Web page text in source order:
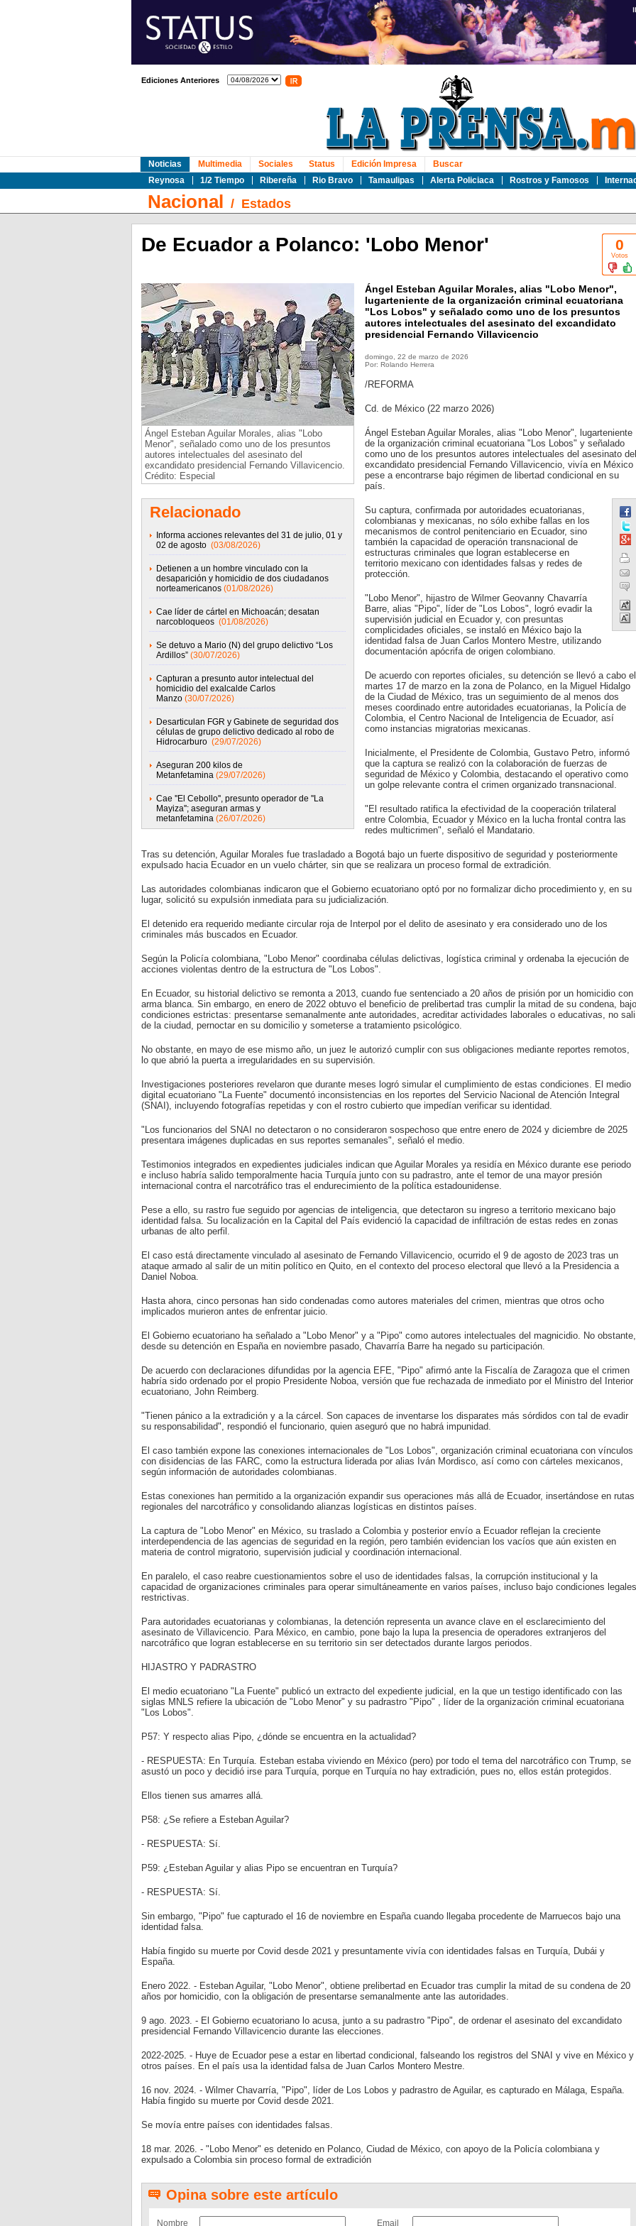
Ediciones Anteriores
Noticias
Reynosa
1/2 Tiempo Ribereña Rio Bravo Tamaulipas Alerta Policiaca Rostros y Famosos
Multimedia Sociales Status Edición Impresa Buscar
Nacional / Estados
0
Votos
De Ecuador a Polanco: 'Lobo Menor'
Ángel Esteban Aguilar Morales, alias "Lobo
Menor", señalado como uno de los presuntos
autores intelectuales del asesinato del
excandidato presidencial Fernando Villavicencio.
Crédito: Especial
Relacionado
Informa acciones relevantes del 31 de julio, 01 y
02 de agosto (03/08/2026)
Detienen a un hombre vinculado con la
desaparición y homicidio de dos ciudadanos
norteamericanos (01/08/2026)
Cae líder de cártel en Michoacán; desatan
narcobloqueos (01/08/2026)
Se detuvo a Mario (N) del grupo delictivo “Los
Ardillos” (30/07/2026)
Capturan a presunto autor intelectual del
homicidio del exalcalde Carlos
Manzo (30/07/2026)
Desarticulan FGR y Gabinete de seguridad dos
células de grupo delictivo dedicado al robo de
Hidrocarburo (29/07/2026)
Aseguran 200 kilos de
Metanfetamina (29/07/2026)
Cae ''El Cebollo'', presunto operador de ''La
Mayiza''; aseguran armas y
metanfetamina (26/07/2026)
Ángel Esteban Aguilar Morales, alias "Lobo Menor",
lugarteniente de la organización criminal ecuatoriana
"Los Lobos" y señalado como uno de los presuntos
autores intelectuales del asesinato del excandidato
presidencial Fernando Villavicencio
domingo, 22 de marzo de 2026
Por: Rolando Herrera
/REFORMA
Cd. de México (22 marzo 2026)
Ángel Esteban Aguilar Morales, alias "Lobo Menor", lugarteniente
de la organización criminal ecuatoriana "Los Lobos" y señalado
como uno de los presuntos autores intelectuales del asesinato del
excandidato presidencial Fernando Villavicencio, vivía en México
pese a encontrarse bajo régimen de libertad condicional en su
país.
Su captura, confirmada por autoridades ecuatorianas,
colombianas y mexicanas, no sólo exhibe fallas en los
mecanismos de control penitenciario en Ecuador, sino
también la capacidad de operación transnacional de
estructuras criminales que logran establecerse en
territorio mexicano con identidades falsas y redes de
protección.
"Lobo Menor", hijastro de Wilmer Geovanny Chavarría
Barre, alias "Pipo", líder de "Los Lobos", logró evadir la
supervisión judicial en Ecuador y, con presuntas
complicidades oficiales, se instaló en México bajo la
identidad falsa de Juan Carlos Montero Mestre, utilizando
documentación apócrifa de origen colombiano.
De acuerdo con reportes oficiales, su detención se llevó a cabo el
martes 17 de marzo en la zona de Polanco, en la Miguel Hidalgo
de la Ciudad de México, tras un seguimiento de al menos dos
meses coordinado entre autoridades ecuatorianas, la Policía de
Colombia, el Centro Nacional de Inteligencia de Ecuador, así
como instancias migratorias mexicanas.
Inicialmente, el Presidente de Colombia, Gustavo Petro, informó
que la captura se realizó con la colaboración de fuerzas de
seguridad de México y Colombia, destacando el operativo como
un golpe relevante contra el crimen organizado transnacional.
"El resultado ratifica la efectividad de la cooperación trilateral
entre Colombia, Ecuador y México en la lucha frontal contra las
redes multicrimen", señaló el Mandatario.
Tras su detención, Aguilar Morales fue trasladado a Bogotá bajo un fuerte dispositivo de seguridad y posteriormente
expulsado hacia Ecuador en un vuelo chárter, sin que se realizara un proceso formal de extradición.
Las autoridades colombianas indicaron que el Gobierno ecuatoriano optó por no formalizar dicho procedimiento y, en su
lugar, solicitó su expulsión inmediata para su judicialización.
El detenido era requerido mediante circular roja de Interpol por el delito de asesinato y era considerado uno de los
criminales más buscados en Ecuador.
Según la Policía colombiana, "Lobo Menor" coordinaba células delictivas, logística criminal y ordenaba la ejecución de
acciones violentas dentro de la estructura de "Los Lobos".
En Ecuador, su historial delictivo se remonta a 2013, cuando fue sentenciado a 20 años de prisión por un homicidio con
arma blanca. Sin embargo, en enero de 2022 obtuvo el beneficio de prelibertad tras cumplir la mitad de su condena, bajo
condiciones estrictas: presentarse semanalmente ante autoridades, acreditar actividades laborales o educativas, no
de la ciudad, pernoctar en su domicilio y someterse a tratamiento psicológico.
No obstante, en mayo de ese mismo año, un juez le autorizó cumplir con sus obligaciones mediante reportes remotos,
lo que abrió la puerta a irregularidades en su supervisión.
Investigaciones posteriores revelaron que durante meses logró simular el cumplimiento de estas condiciones. El medio
digital ecuatoriano "La Fuente" documentó inconsistencias en los reportes del Servicio Nacional de Atención Integral
(SNAI), incluyendo fotografías repetidas y con el rostro cubierto que impedían verificar su identidad.
"Los funcionarios del SNAI no detectaron o no consideraron sospechoso que entre enero de 2024 y diciembre de 2025
presentara imágenes duplicadas en sus reportes semanales", señaló el medio.
Testimonios integrados en expedientes judiciales indican que Aguilar Morales ya residía en México durante ese periodo
e incluso habría salido temporalmente hacia Turquía junto con su padrastro, ante el temor de una mayor presión
internacional contra el narcotráfico tras el endurecimiento de la política estadounidense.
Pese a ello, su rastro fue seguido por agencias de inteligencia, que detectaron su ingreso a territorio mexicano bajo
identidad falsa. Su localización en la Capital del País evidenció la capacidad de infiltración de estas redes en zonas
urbanas de alto perfil.
El caso está directamente vinculado al asesinato de Fernando Villavicencio, ocurrido el 9 de agosto de 2023 tras un
ataque armado al salir de un mitin político en Quito, en el contexto del proceso electoral que llevó a la Presidencia a
Daniel Noboa.
Hasta ahora, cinco personas han sido condenadas como autores materiales del crimen, mientras que otros ocho
implicados murieron antes de enfrentar juicio.
El Gobierno ecuatoriano ha señalado a "Lobo Menor" y a "Pipo" como autores intelectuales del magnicidio. No obstante,
desde su detención en España en noviembre pasado, Chavarría Barre ha negado su participación.
De acuerdo con declaraciones difundidas por la agencia EFE, "Pipo" afirmó ante la Fiscalía de Zaragoza que el crimen
habría sido ordenado por el propio Presidente Noboa, versión que fue rechazada de inmediato por el Ministro del Interior
ecuatoriano, John Reimberg.
"Tienen pánico a la extradición y a la cárcel. Son capaces de inventarse los disparates más sórdidos con tal de evadir
su responsabilidad", respondió el funcionario, quien aseguró que no habrá impunidad.
El caso también expone las conexiones internacionales de "Los Lobos", organización criminal ecuatoriana con vínculos
con disidencias de las FARC, como la estructura liderada por alias Iván Mordisco, así como con cárteles mexicanos,
según información de autoridades colombianas.
Estas conexiones han permitido a la organización expandir sus operaciones más allá de Ecuador, insertándose en rutas
regionales del narcotráfico y consolidando alianzas logísticas en distintos países.
La captura de "Lobo Menor" en México, su traslado a Colombia y posterior envío a Ecuador reflejan la creciente
interdependencia de las agencias de seguridad en la región, pero también evidencian los vacíos que aún existen en
materia de control migratorio, supervisión judicial y coordinación internacional.
En paralelo, el caso reabre cuestionamientos sobre el uso de identidades falsas, la corrupción institucional y la
capacidad de organizaciones criminales para operar simultáneamente en varios países, incluso bajo condiciones legales
restrictivas.
Para autoridades ecuatorianas y colombianas, la detención representa un avance clave en el esclarecimiento del
asesinato de Villavicencio. Para México, en cambio, pone bajo la lupa la presencia de operadores extranjeros del
narcotráfico que logran establecerse en su territorio sin ser detectados durante largos periodos.
HIJASTRO Y PADRASTRO
El medio ecuatoriano "La Fuente" publicó un extracto del expediente judicial, en la que un testigo identificado con las
siglas MNLS refiere la ubicación de "Lobo Menor" y su padrastro "Pipo" , líder de la organización criminal ecuatoriana
"Los Lobos".
P57: Y respecto alias Pipo, ¿dónde se encuentra en la actualidad?
- RESPUESTA: En Turquía. Esteban estaba viviendo en México (pero) por todo el tema del narcotráfico con Trump, se
asustó un poco y decidió irse para Turquía, porque en Turquía no hay extradición, pues no, ellos están protegidos.
Ellos tienen sus amarres allá.
P58: ¿Se refiere a Esteban Aguilar?
- RESPUESTA: Sí.
P59: ¿Esteban Aguilar y alias Pipo se encuentran en Turquía?
- RESPUESTA: Sí.
Sin embargo, "Pipo" fue capturado el 16 de noviembre en España cuando llegaba procedente de Marruecos bajo una
identidad falsa.
Había fingido su muerte por Covid desde 2021 y presuntamente vivía con identidades falsas en Turquía, Dubái y
España.
Enero 2022. - Esteban Aguilar, "Lobo Menor", obtiene prelibertad en Ecuador tras cumplir la mitad de su condena de 20
años por homicidio, con la obligación de presentarse semanalmente ante las autoridades.
9 ago. 2023. - El Gobierno ecuatoriano lo acusa, junto a su padrastro "Pipo", de ordenar el asesinato del excandidato
presidencial Fernando Villavicencio durante las elecciones.
2022-2025. - Huye de Ecuador pese a estar en libertad condicional, falseando los registros del SNAI y vive en México y
otros países. En el país usa la identidad falsa de Juan Carlos Montero Mestre.
16 nov. 2024. - Wilmer Chavarría, "Pipo", líder de Los Lobos y padrastro de Aguilar, es capturado en Málaga, España.
Había fingido su muerte por Covid desde 2021.
Se movía entre países con identidades falsas.
18 mar. 2026. - "Lobo Menor" es detenido en Polanco, Ciudad de México, con apoyo de la Policía colombiana y
expulsado a Colombia sin proceso formal de extradición
Opina sobre este artículo
Nombre Email